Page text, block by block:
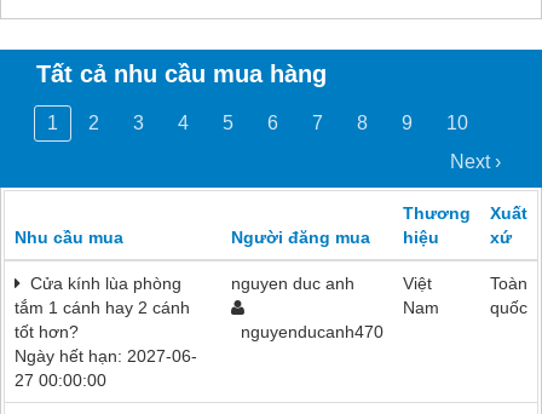
Tất cả nhu cầu mua hàng
1 2 3 4 5 6 7 8 9
10
Next ›
Nhu cầu mua Người đăng mua
Thương
hiệu
Xuất
xứ
Cửa kính lùa phòng
tắm 1 cánh hay 2 cánh
tốt hơn?
Ngày hết hạn: 2027-06-
27 00:00:00
nguyen duc anh
nguyenducanh470
Việt
Nam
Toàn
quốc